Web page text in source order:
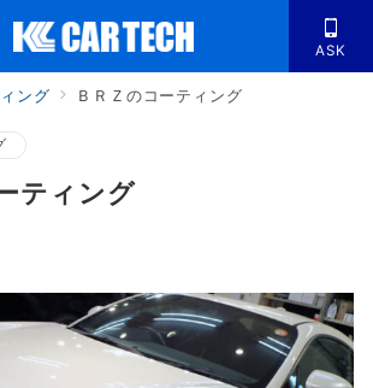
ASK
ング ＢＲＺのコーティング
ティング